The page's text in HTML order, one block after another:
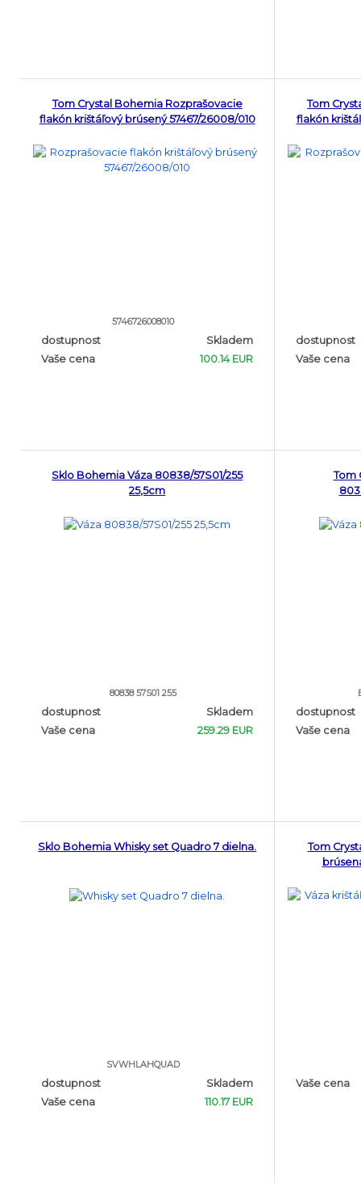
Tom Crystal Bohemia Rozprašovacie
flakón krištáľový brúsený 57467/26008/010
5746726008010
dostupnost
Skladem
Vaše cena
100.14 EUR
Tom
flakón
dostupnost
Vaše cena
Sklo Bohemia Váza 80838/57S01/255
25,5cm
80838 57S01 255
dostupnost
Skladem
Vaše cena
259.29 EUR
Tom
dostupnost
Vaše cena
Sklo Bohemia Whisky set Quadro 7 dielna.
SVWHLAHQUAD
dostupnost
Skladem
Vaše cena
110.17 EUR
Tom
Vaše cena